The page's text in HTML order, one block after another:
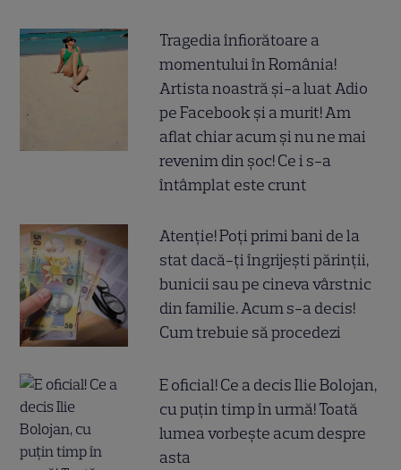
Tragedia înfiorătoare a
momentului în România!
Artista noastră și-a luat Adio
pe Facebook și a murit! Am
aflat chiar acum și nu ne mai
revenim din șoc! Ce i s-a
întâmplat este crunt
Atenție! Poți primi bani de la
stat dacă-ți îngrijești părinții,
bunicii sau pe cineva vârstnic
din familie. Acum s-a decis!
Cum trebuie să procedezi
E oficial! Ce a decis Ilie Bolojan,
cu puțin timp în urmă! Toată
lumea vorbește acum despre
asta